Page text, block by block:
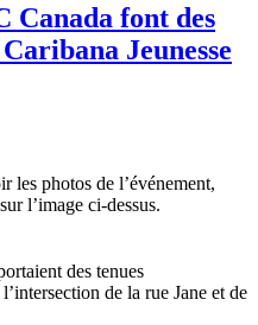
Canada font des
Jeunesse
les photos de l’événement,
l’image ci-dessus.
des tenues
de la rue Jane et de